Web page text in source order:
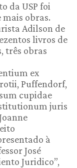
da USP foi
obras.
Adilson de
livros de
três obras
ex
Puffendorf,
cupidae
juris
à
José
Juridico”,